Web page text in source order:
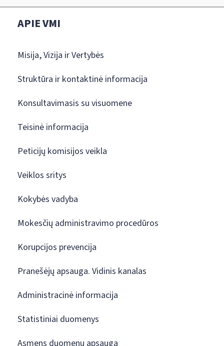
APIE VMI
Misija, Vizija ir Vertybės
Struktūra ir kontaktinė informacija
Konsultavimasis su visuomene
Teisinė informacija
Peticijų komisijos veikla
Veiklos sritys
Kokybės vadyba
Mokesčių administravimo procedūros
Korupcijos prevencija
Pranešėjų apsauga. Vidinis kanalas
Administracinė informacija
Statistiniai duomenys
Asmens duomenų apsauga